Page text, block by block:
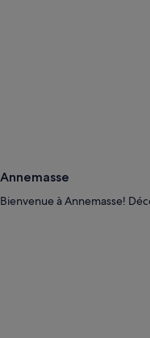
Annemasse
Bienvenue à Annemasse!